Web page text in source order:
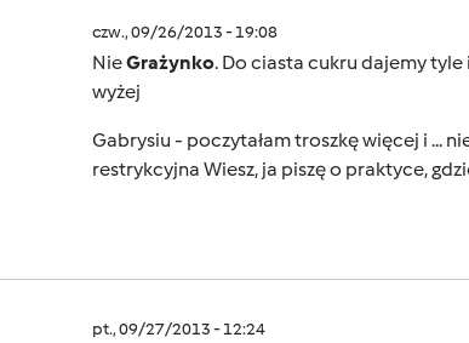
czw., 09/26/2013 - 19:08
NieGrażynko. Do ciasta cukru dajemy
wyżej
Gabrysiu - poczytałam troszkę więcej i ...
restrykcyjna Wiesz, ja piszę o praktyce,
pt., 09/27/2013 - 12:24